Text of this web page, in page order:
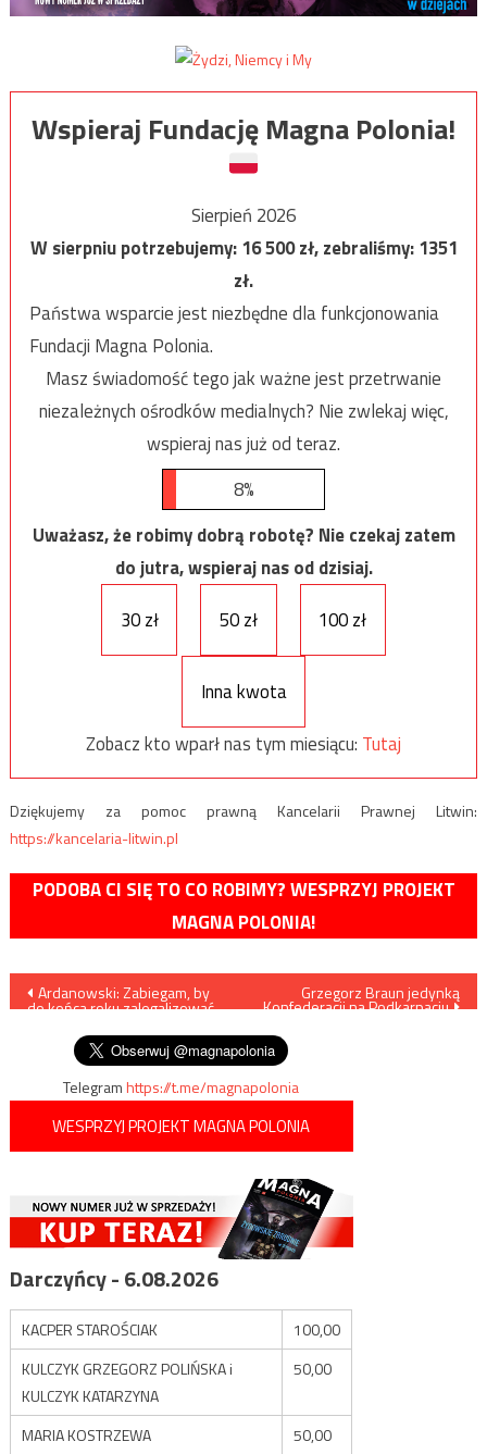
Wspieraj Fundację Magna Polonia!
Sierpień 2026
W sierpniu potrzebujemy:16 500zł, zebraliśmy:1351
zł.
Państwa wsparcie jest niezbędne dla funkcjonowania
Fundacji Magna Polonia.
Masz świadomość tego jak ważne jest przetrwanie
niezależnych ośrodków medialnych? Nie zwlekaj więc,
wspieraj nas już od teraz.
8%
Uważasz, że robimy dobrą robotę? Nie czekaj zatem
do jutra, wspieraj nas od dzisiaj.
30 zł
50 zł 100 zł
Inna kwota
Zobacz kto wparł nas tym miesiącu: Tutaj
Dziękujemy za pomoc prawną Kancelarii Prawnej Litwin:
https://kancelaria-litwin.pl
PODOBA CI SIĘ TO CO ROBIMY? WESPRZYJ PROJEKT
MAGNA POLONIA!
Nawigacja
wpisu
Ardanowski: Zabiegam, by
do końca roku zalegalizować
Grzegorz Braun jedynką
Konfederacji na Podkarpaciu
Telegramhttps://t.me/magnapolonia
WESPRZYJ PROJEKT MAGNA POLONIA
Darczyńcy - 6.08.2026
KACPER STAROŚCIAK
100,00
KULCZYK GRZEGORZ POLIŃSKA i
KULCZYK KATARZYNA
50,00
MARIA KOSTRZEWA 50,00